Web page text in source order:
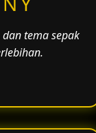
tema sepak